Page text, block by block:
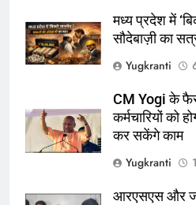
मध्य प्रदेश में
सौदेबाज़ी का
Yugkranti
CM Yogi के
कर्मचारियों को
कर सकेंगे काम
Yugkranti
आरएसएस और